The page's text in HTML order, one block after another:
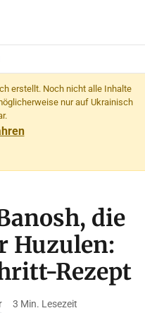
erstellt. Noch nicht alle Inhalte
nur auf Ukrainisch
die
Huzulen:
Rezept
3 Min. Lesezeit